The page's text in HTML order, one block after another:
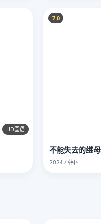
HD国语
7.0
不能失去的继母
2024 / 韩国